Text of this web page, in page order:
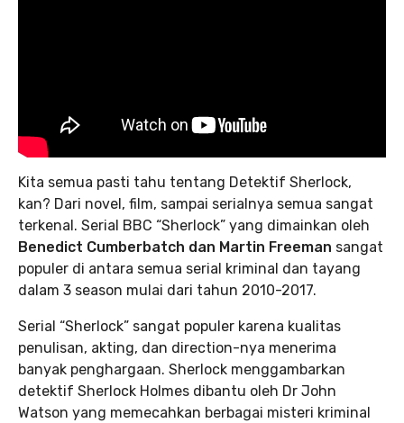
Kita semua pasti tahu tentang Detektif Sherlock,
kan? Dari novel, film, sampai serialnya semua sangat
terkenal. Serial BBC “Sherlock” yang dimainkan oleh
Benedict Cumberbatch dan Martin Freeman sangat
populer di antara semua serial kriminal dan tayang
dalam 3 season mulai dari tahun 2010-2017.
Serial “Sherlock” sangat populer karena kualitas
penulisan, akting, dan direction-nya menerima
banyak penghargaan. Sherlock menggambarkan
detektif Sherlock Holmes dibantu oleh Dr John
Watson yang memecahkan berbagai misteri kriminal